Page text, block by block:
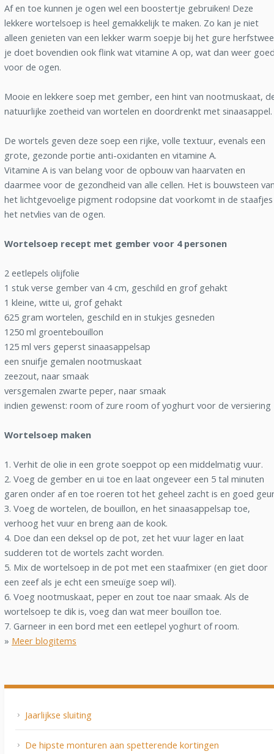
Af en toe kunnen je ogen wel een boostertje gebruiken! Deze
lekkere wortelsoep is heel gemakkelijk te maken. Zo kan je niet
alleen genieten van een lekker warm soepje bij het gure
je doet bovendien ook flink wat vitamine A op, wat dan weer
voor de ogen.
Mooie en lekkere soep met gember, een hint van nootmuskaat,
natuurlijke zoetheid van wortelen en doordrenkt met sinaasappel.
De wortels geven deze soep een rijke, volle textuur, evenals een
grote, gezonde portie anti-oxidanten en vitamine A.
Vitamine A is van belang voor de opbouw van haarvaten en
daarmee voor de gezondheid van alle cellen. Het is bouwsteen
het lichtgevoelige pigment rodopsine dat voorkomt in de
het netvlies van de ogen.
Wortelsoep recept met gember voor 4 personen
2 eetlepels olijfolie
1 stuk verse gember van 4 cm, geschild en grof gehakt
1 kleine, witte ui, grof gehakt
625 gram wortelen, geschild en in stukjes gesneden
1250 ml groentebouillon
125 ml vers geperst sinaasappelsap
een snuifje gemalen nootmuskaat
zeezout, naar smaak
versgemalen zwarte peper, naar smaak
indien gewenst: room of zure room of yoghurt voor de versiering
Wortelsoep maken
1. Verhit de olie in een grote soeppot op een middelmatig vuur.
2. Voeg de gember en ui toe en laat ongeveer een 5 tal minuten
garen onder af en toe roeren tot het geheel zacht is en goed
3. Voeg de wortelen, de bouillon, en het sinaasappelsap toe,
verhoog het vuur en breng aan de kook.
4. Doe dan een deksel op de pot, zet het vuur lager en laat
sudderen tot de wortels zacht worden.
5. Mix de wortelsoep in de pot met een staafmixer (en giet door
een zeef als je echt een smeuïge soep wil).
6. Voeg nootmuskaat, peper en zout toe naar smaak. Als de
wortelsoep te dik is, voeg dan wat meer bouillon toe.
7. Garneer in een bord met een eetlepel yoghurt of room.
» Meer blogitems
Jaarlijkse sluiting
De hipste monturen aan spetterende kortingen